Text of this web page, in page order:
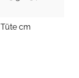
Tüte cm